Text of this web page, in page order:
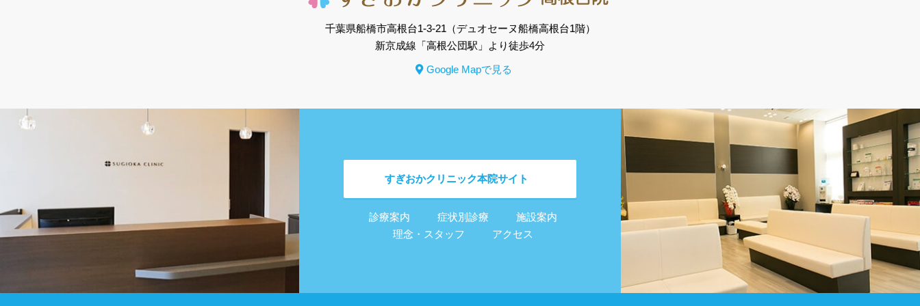
千葉県船橋市高根台1-3-21（デュオセーヌ船橋高根台1階）
新京成線「高根公団駅」より徒歩4分
Google Mapで見る
すぎおかクリニック本院サイト
診療案内 症状別診療
施設案内
理念・スタッフ
アクセス